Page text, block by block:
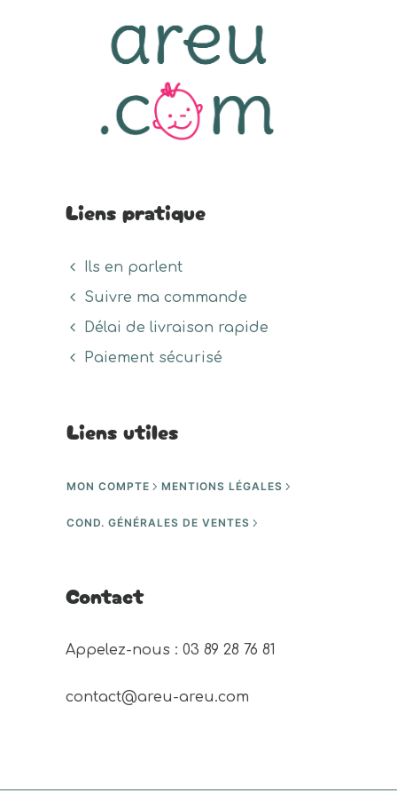
Liens pratique
Ils en parlent
Suivre ma commande
Délai de livraison rapide
Paiement sécurisé
Liens utiles
MON COMPTE MENTIONS LÉGALES
COND. GÉNÉRALES DE VENTES
Contact
Appelez-nous : 03 89 28 76 81
contact@areu-areu.com